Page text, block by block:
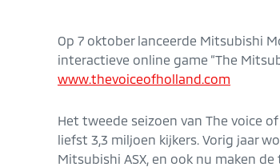
Op 7 oktober lanceerde Mitsubishi
interactieve online game “The
www.thevoiceofholland.com
Het tweede seizoen van The voice
liefst 3,3 miljoen kijkers. Vorig jaar
Mitsubishi ASX, en ook nu maken